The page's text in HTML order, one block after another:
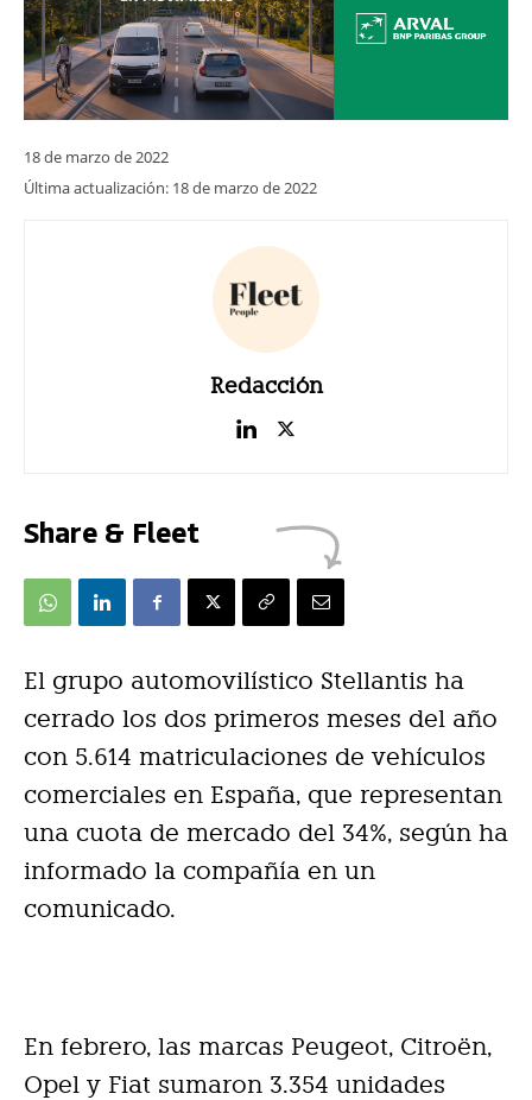
18 de marzo de 2022
Última actualización: 18 de marzo de 2022
Redacción
Share & Fleet
El grupo automovilístico Stellantis ha
cerrado los dos primeros meses del año
con 5.614 matriculaciones de vehículos
comerciales en España, que representan
una cuota de mercado del 34%, según ha
informado la compañía en un
comunicado.
En febrero, las marcas Peugeot, Citroën,
Opel y Fiat sumaron 3.354 unidades